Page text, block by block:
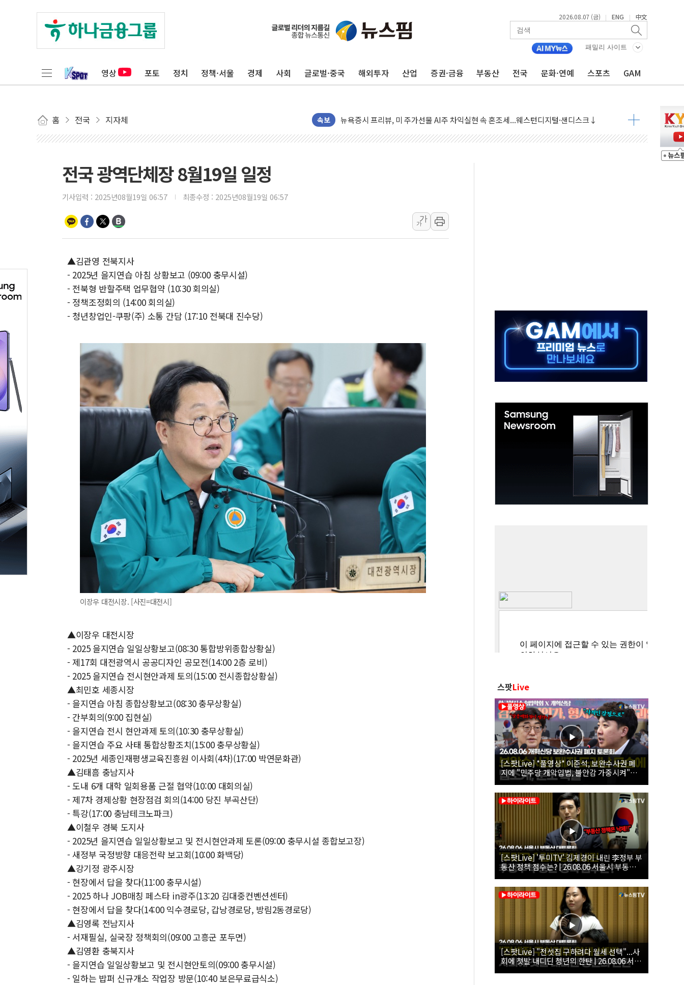
2026.08.07 (금) | ENG | 中文
패밀리 사이트
영상 포토 정치 정책·서울 경제 사회 글로벌·중국 해외투자 산업 증권·금융 부동산 전국 문화·연예 스포츠 GAM
홈 전국 지자체 속보
유럽증시, 견조한 실적 소화하며 대부분 상승… "2분기 기업 순이익 21% 증가" 전망
리투아니아 국방 "러, 우크라 드론으로 나토 회원국 공격 검토… 거짓 깃발 작전"
뉴욕증시 개장 전 특징주...모더나·아이온큐·도어대시↑ VS 샌디스크·피그마·앱러빈↓
김정관 장관 "영업이익 N% 성과급 반대…상법·자본시장법 개정 논의"
청와대, 북한 단거리 탄도미사일 발사에 긴급 안보 점검회의
금값 7주 만에 최고…美 고용 둔화·호르무즈 재개방 기대에 강세
러, 1인칭시점 드론으로 우크라 민간인 '사파리' 공격… 시민들 공포감 극대화 전략
양주 섬유염색공장서 화재 1명 중상…대응 1단계 진압 중
김정관 산업부 장관 "주 52시간 손봐야, 경쟁상대 中과 비교해야"
해군 1함대 창설 80주년…지역과 함께하는 '선봉'의 대민 봉사
구미 폐염산처리업체서 불 2시간30여분만에 진화...외국인 노동자 숨져
전국 광역단체장 8월19일 일정
기사입력 : 2025년08월19일 06:57 최종수정 : 2025년08월19일 06:57
가
가
▲김관영 전북지사
- 2025년 을지연습 아침 상황보고 (09:00 충무시설)
- 전북형 반할주택 업무협약 (10:30 회의실)
- 정책조정회의 (14:00 회의실)
- 청년창업인-쿠팡(주) 소통 간담 (17:10 전북대 진수당)
이장우 대전시장. [사진=대전시]
▲이장우 대전시장
- 2025 을지연습 일일상황보고(08:30 통합방위종합상황실)
- 제17회 대전광역시 공공디자인 공모전(14:00 2층 로비)
- 2025 을지연습 전시현안과제 토의(15:00 전시종합상황실)
▲최민호 세종시장
- 을지연습 아침 종합상황보고(08:30 충무상황실)
- 간부회의(9:00 집현실)
- 을지연습 전시 현안과제 토의(10:30 충무상황실)
- 을지연습 주요 사태 통합상황조치(15:00 충무상황실)
- 2025년 세종인재평생교육진흥원 이사회(4차)(17:00 박연문화관)
▲김태흠 충남지사
- 도내 6개 대학 일회용품 근절 협약(10:00 대회의실)
- 제7차 경제상황 현장점검 회의(14:00 당진 부곡산단)
- 특강(17:00 충남테크노파크)
▲이철우 경북 도지사
- 2025년 을지연습 일일상황보고 및 전시현안과제 토론(09:00 충무시설 종합보고장)
- 새정부 국정방향 대응전략 보고회(10:00 화백당)
▲강기정 광주시장
- 현장에서 답을 찾다(11:00 충무시설)
- 2025 하나 JOB매칭 페스타 in광주(13:20 김대중컨벤션센터)
- 현장에서 답을 찾다(14:00 익수경로당, 갑낭경로당, 방림2동경로당)
▲김영록 전남지사
- 서재필실, 실국장 정책회의(09:00 고흥군 포두면)
▲김영환 충북지사
- 을지연습 일일상황보고 및 전시현안토의(09:00 충무시설)
- 일하는 밥퍼 신규개소 작업장 방문(10:40 보은무료급식소)
스팟Live
[스팟Live] *풀영상* 이준석, 보완수사권 폐
지에 "민주당 개악입법, 불안감 가중시켜"｜
26.08.06 개혁신당 보완수사권 폐지 토론회
[스팟Live] '투미TV' 김제경이 내린 李정부 부
동산 정책 점수는? | 26.08.06 서울시 부동산
대토론회
[스팟Live] "전셋집 구하려다 월세 선택"...사
회에 첫발 내디딘 청년의 한탄 | 26.08.06 서울
시 부동산 대토론회